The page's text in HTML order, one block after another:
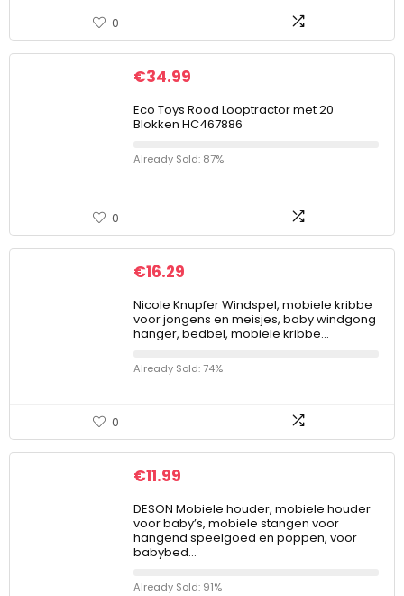
0
€34.99
Eco Toys Rood Looptractor met 20
Blokken HC467886
Already Sold: 87%
0
€16.29
Nicole Knupfer Windspel, mobiele kribbe
voor jongens en meisjes, baby windgong
hanger, bedbel, mobiele kribbe…
Already Sold: 74%
0
€11.99
DESON Mobiele houder, mobiele houder
voor baby’s, mobiele stangen voor
hangend speelgoed en poppen, voor
babybed…
Already Sold: 91%